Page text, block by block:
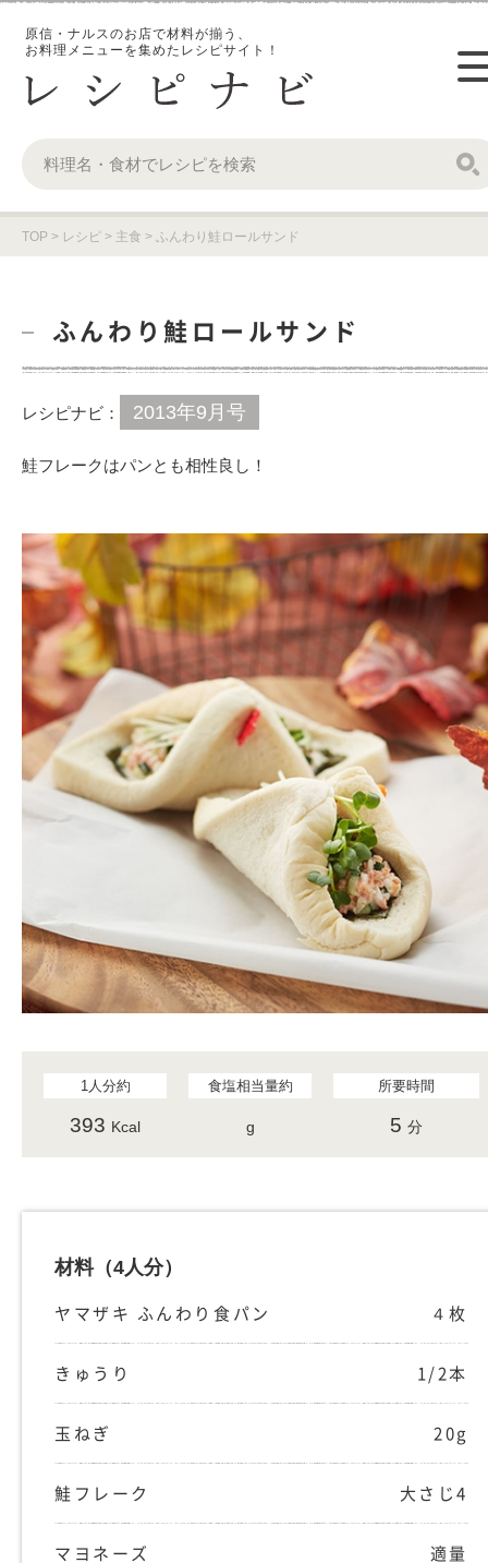
原信・ナルスのお店で材料が揃う、
お料理メニューを集めたレシピサイト！
TOP > レシピ > 主食 > ふんわり鮭ロールサンド
ふんわり鮭ロールサンド
レシピナビ： 2013年9月号
鮭フレークはパンとも相性良し！
1人分約
393 Kcal
食塩相当量約
g
所要時間
5 分
材料（4人分）
ヤマザキ ふんわり食パン ４枚
きゅうり 1/2本
玉ねぎ 20g
鮭フレーク 大さじ4
マヨネーズ 適量